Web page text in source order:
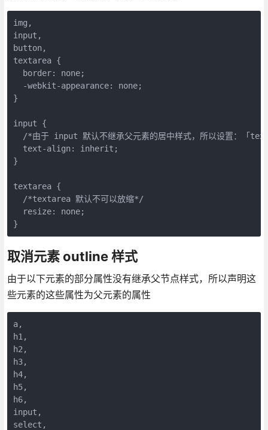
img,
input,
button,
textarea {
  border: none;
  -webkit-appearance: none;
}
input {
/*由于 input 默认不继承父元素的居中样式，所以设置：「
  text-align: inherit;
}
textarea {
  /*textarea 默认不可以放缩*/
  resize: none;
}
取消元素 outline 样式
由于以下元素的部分属性没有继承父节点样式，所以声明这
些元素的这些属性为父元素的属性
a,
h1,
h2,
h3,
h4,
h5,
h6,
input,
select,